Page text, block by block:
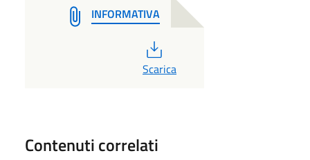
INFORMATIVA
PDF
Scarica
Contenuti correlati